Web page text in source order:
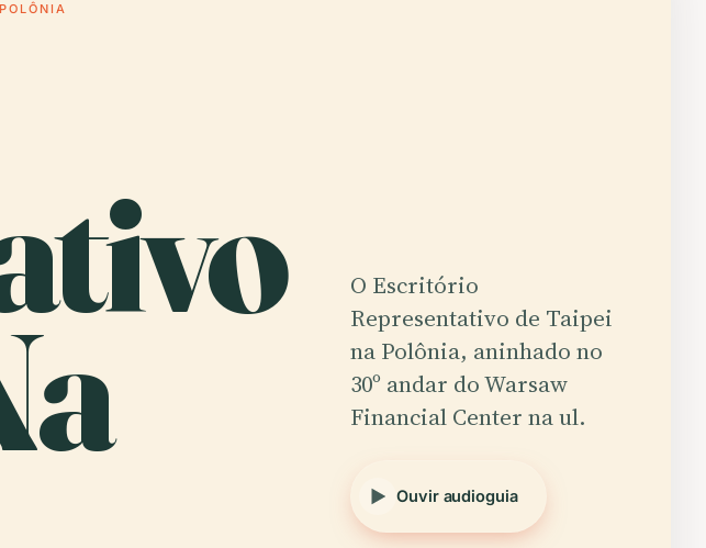
O Escritório
Representativo de Taipei
na Polônia, aninhado no
30º andar do Warsaw
Financial Center na ul.
Ouvir audioguia